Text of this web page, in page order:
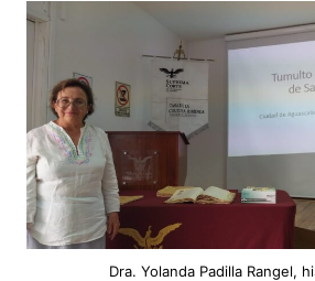
Dra. Yolanda Padilla Rangel,